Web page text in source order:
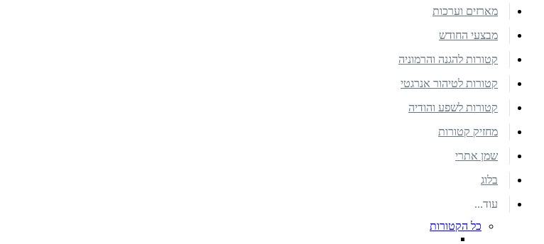
מארזים וערכות
מבצעי החודש
קטורות להגנה והרמוניה
קטורות לטיהור אנרגטי
קטורות לשפע והודיה
מחזיק קטורות
שמן אתרי
בלוג
עוד...
כל הקטורות